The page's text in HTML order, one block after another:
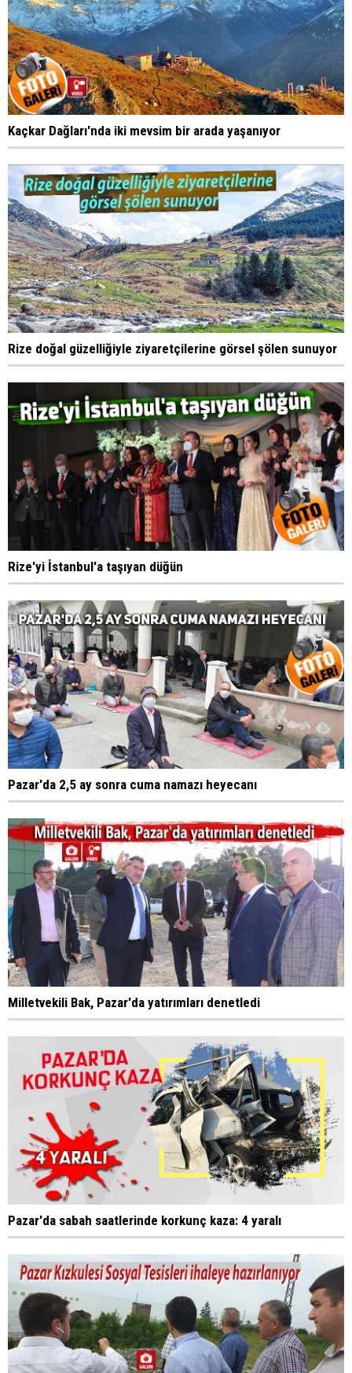
Kaçkar Dağları'nda iki mevsim bir arada yaşanıyor
Rize doğal güzelliğiyle ziyaretçilerine görsel şölen sunuyor
Rize'yi İstanbul'a taşıyan düğün
Pazar'da 2,5 ay sonra cuma namazı heyecanı
Milletvekili Bak, Pazar'da yatırımları denetledi
Pazar'da sabah saatlerinde korkunç kaza: 4 yaralı